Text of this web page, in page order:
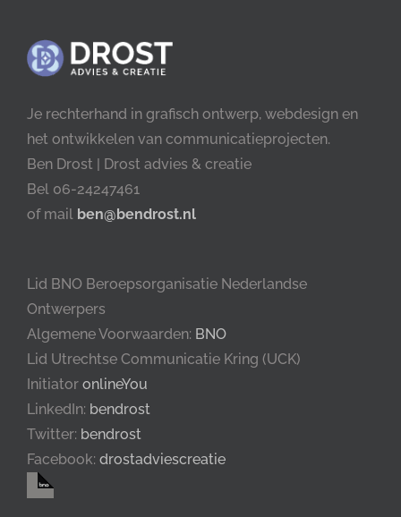
Je rechterhand in grafisch ontwerp, webdesign en
het ontwikkelen van communicatieprojecten.
Ben Drost | Drost advies & creatie
Bel 06-24247461
of mail ben@bendrost.nl
Lid BNO Beroepsorganisatie Nederlandse
Ontwerpers
Algemene Voorwaarden: BNO
Lid Utrechtse Communicatie Kring (UCK)
Initiator onlineYou
LinkedIn: bendrost
Twitter: bendrost
Facebook: drostadviescreatie